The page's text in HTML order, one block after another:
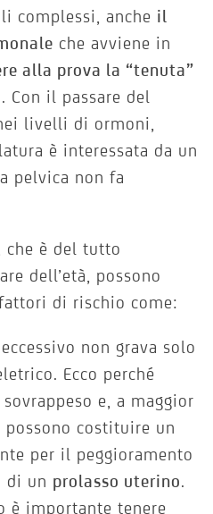
complessi, anche il
che avviene in
alla prova la “tenuta”
. Con il passare del
livelli di ormoni,
è interessata da un
pelvica non fa
che è del tutto
dell’età, possono
di rischio come:
non grava solo
Ecco perché
e, a maggior
possono costituire un
per il peggioramento
di un prolasso uterino.
è importante tenere